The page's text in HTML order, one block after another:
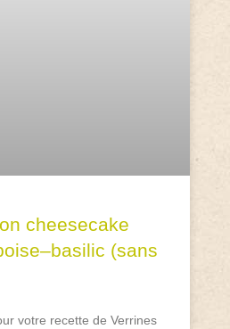
cheesecake
(sans
votre recette de Verrines